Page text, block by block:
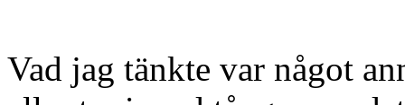
Vad jag tänkte var något